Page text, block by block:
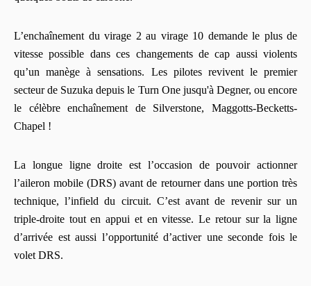
L’enchaînement du virage 2 au virage 10 demande le plus de
vitesse possible dans ces changements de cap aussi violents
qu’un manège à sensations. Les pilotes revivent le premier
secteur de Suzuka depuis le Turn One jusqu'à Degner, ou encore
le célèbre enchaînement de Silverstone, Maggotts-Becketts-
Chapel !
La longue ligne droite est l’occasion de pouvoir actionner
l’aileron mobile (DRS) avant de retourner dans une portion très
technique, l’infield du circuit. C’est avant de revenir sur un
triple-droite tout en appui et en vitesse. Le retour sur la ligne
d’arrivée est aussi l’opportunité d’activer une seconde fois le
volet DRS.